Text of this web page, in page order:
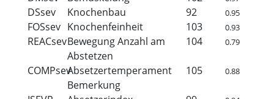
DSsev Knochenbau 92 0.95
FOSsev Knochenfeinheit 103 0.93
REACsevBewegung Anzahl am
Abstetzen
104 0.79
COMPsevAbsetzertemperament
Bemerkung
105 0.88